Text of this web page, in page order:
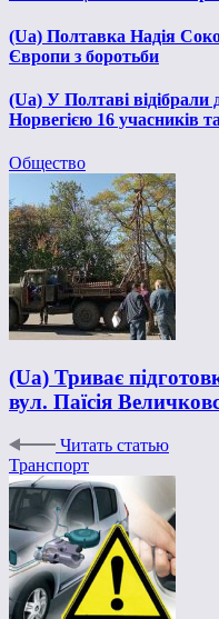
(Ua) Полтавка Надія
Європи з боротьби
(Ua) У Полтаві відібрали
Норвегією 16 учасників
Общество
(Ua) Триває
вул. Паїсія
Читать статью
Транспорт